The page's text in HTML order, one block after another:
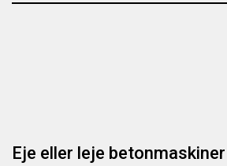
Eje eller leje